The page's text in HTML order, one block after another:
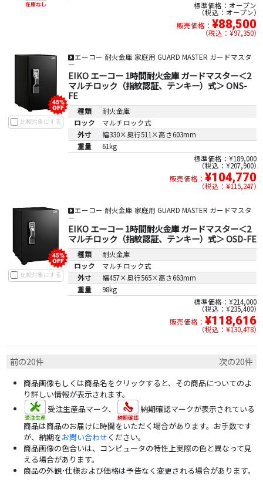
標準価格：オープン
税込：オープン
販売価格： ¥88,500
税込：¥97,350
比較対象にする
エーコー 耐火金庫 家庭用 GUARD MASTER ガードマスタ
ー
EIKO エーコー 1時間耐火金庫 ガードマスター＜2
マルチロック（指紋認証、テンキー）式＞ ONS-
FE
種類
耐火金庫
ロック
マルチロック式
外寸
幅330×奥行511×高さ603mm
重量
61kg
標準価格：¥189,000
税込：¥207,900
販売価格： ¥104,770
税込：¥115,247
比較対象にする
エーコー 耐火金庫 家庭用 GUARD MASTER ガードマスタ
ー
EIKO エーコー 1時間耐火金庫 ガードマスター＜2
マルチロック（指紋認証、テンキー）式＞ OSD-FE
種類
耐火金庫
ロック
マルチロック式
外寸
幅457×奥行565×高さ663mm
重量
98kg
標準価格：¥214,000
税込：¥235,400
販売価格： ¥118,616
税込：¥130,478
前の20件 次の20件
商品画像もしくは商品名をクリックすると、その商品についてのよ
り詳しい情報が表示されます。
受注生産品マーク、
納期確認マークが表示されている
商品は商品のお届けに時間をいただく場合があります。お手数です
が、納期をお問い合わせください。
商品画像の色合いは、コンピュータの特性上実際の色と異なって見
える場合があります。
商品の外観･仕様および価格は予告なく変更される場合があります。